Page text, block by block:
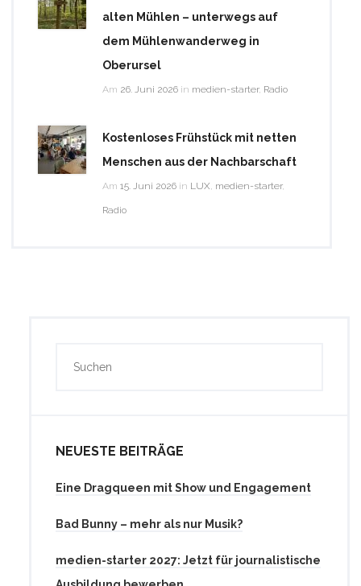
alten Mühlen – unterwegs auf
dem Mühlenwanderweg in
Oberursel
Am 26. Juni 2026 in medien-starter, Radio
Kostenloses Frühstück mit netten
Menschen aus der Nachbarschaft
Am 15. Juni 2026 in LUX, medien-starter,
Radio
NEUESTE BEITRÄGE
Eine Dragqueen mit Show und Engagement
Bad Bunny – mehr als nur Musik?
medien-starter 2027: Jetzt für journalistische